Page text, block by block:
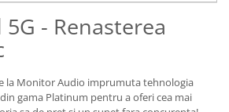
- Renasterea
la Monitor Audio imprumuta tehnologia
gama Platinum pentru a oferi cea mai